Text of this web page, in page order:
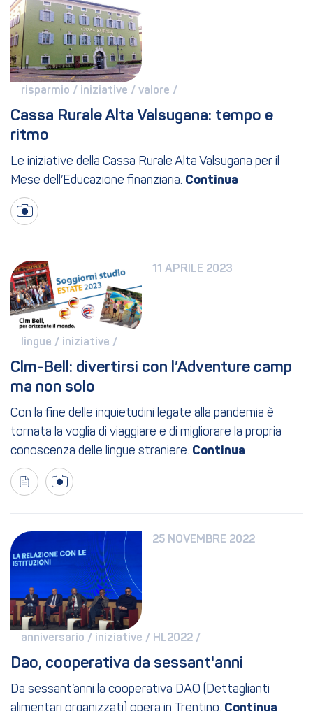
risparmio / iniziative / valore /
Cassa Rurale Alta Valsugana: tempo e
ritmo
Le iniziative della Cassa Rurale Alta Valsugana per il
Mese dell’Educazione finanziaria.
11 APRILE 2023
lingue / iniziative /
Clm-Bell: divertirsi con l’Adventure camp
ma non solo
Con la fine delle inquietudini legate alla pandemia è
tornata la voglia di viaggiare e di migliorare la propria
conoscenza delle lingue straniere.
25 NOVEMBRE 2022
anniversario / iniziative / HL2022 /
Dao, cooperativa da sessant'anni
Da sessant’anni la cooperativa DAO (Dettaglianti